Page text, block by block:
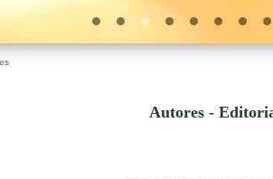
Autores -